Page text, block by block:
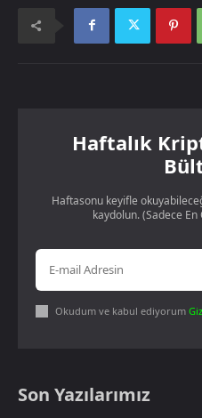
Haftalık
Haftasonu keyifle
kaydolun. (Sadece
Okudum ve kabul ediyorum
Son Yazılarımız